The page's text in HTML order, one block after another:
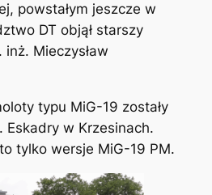
powstałym jeszcze w
DT objął starszy
inż. Mieczysław
typu MiG-19 zostały
Eskadry w Krzesinach.
tylko wersje MiG-19 PM.